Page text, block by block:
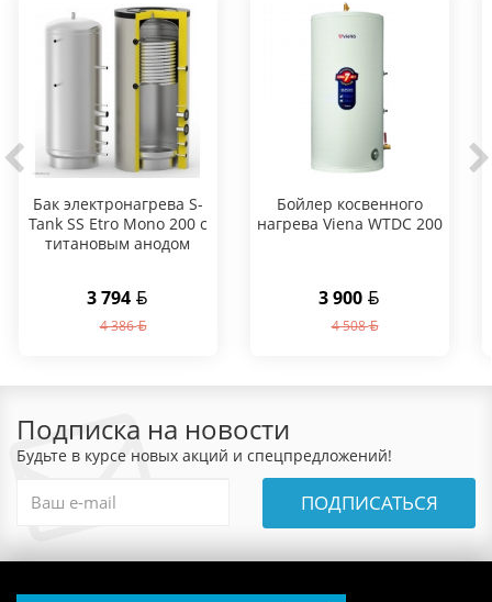
Бак электронагрева S-
Tank SS Etro Mono 200 с
титановым анодом
3 794
4 386
Бойлер косвенного
нагрева Viena WTDC 200
3 900
4 508
Подписка на новости
Будьте в курсе новых акций и спецпредложений!
ПОДПИСАТЬСЯ